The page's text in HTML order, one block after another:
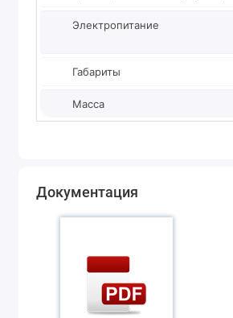
Электропитание
Габариты
Масса
Документация